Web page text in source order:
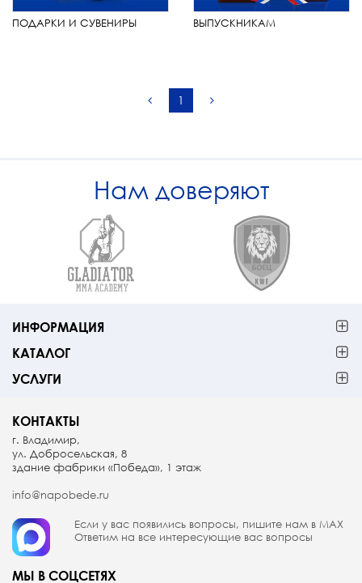
ПОДАРКИ И СУВЕНИРЫ ВЫПУСКНИКАМ
1
Нам доверяют
ИНФОРМАЦИЯ
КАТАЛОГ
УСЛУГИ
КОНТАКТЫ
г. Владимир,
ул. Добросельская, 8
здание фабрики «Победа», 1 этаж
info@napobede.ru
Если у вас появились вопросы, пишите нам в МАX
Ответим на все интересующие вас вопросы
МЫ В СОЦСЕТЯХ